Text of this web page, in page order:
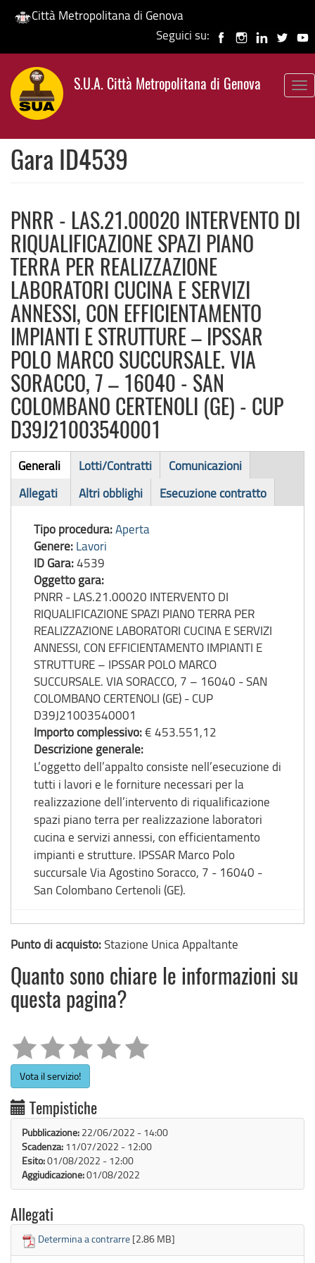
Salta
contenuto
principale
Città Metropolitana di Genova
Seguici su:
S.U.A. Città Metropolitana di Genova
Gara ID4539
PNRR - LAS.21.00020 INTERVENTO DI
RIQUALIFICAZIONE SPAZI PIANO
TERRA PER REALIZZAZIONE
LABORATORI CUCINA E SERVIZI
ANNESSI, CON EFFICIENTAMENTO
IMPIANTI E STRUTTURE – IPSSAR
POLO MARCO SUCCURSALE. VIA
SORACCO, 7 – 16040 - SAN
COLOMBANO CERTENOLI (GE) - CUP
D39J21003540001
Bando
di
Generali
attiva)
Lotti/Contratti
Comunicazioni
Allegati
Altri obblighi Esecuzione contratto
Tipo procedura:Aperta
Genere: Lavori
ID Gara:4539
Oggetto gara:
PNRR - LAS.21.00020 INTERVENTO DI
RIQUALIFICAZIONE SPAZI PIANO TERRA PER
REALIZZAZIONE LABORATORI CUCINA E SERVIZI
ANNESSI, CON EFFICIENTAMENTO IMPIANTI E
STRUTTURE – IPSSAR POLO MARCO
SUCCURSALE. VIA SORACCO, 7 – 16040 - SAN
COLOMBANO CERTENOLI (GE) - CUP
D39J21003540001
Importo complessivo:€ 453.551,12
Descrizione generale:
L’oggetto dell’appalto consiste nell’esecuzione di
tutti i lavori e le forniture necessari per la
realizzazione dell’intervento di riqualificazione
spazi piano terra per realizzazione laboratori
cucina e servizi annessi, con efficientamento
impianti e strutture. IPSSAR Marco Polo
succursale Via Agostino Soracco, 7 - 16040 -
San Colombano Certenoli (GE).
Punto di acquisto:Stazione Unica Appaltante
Quanto sono chiare le informazioni su
questa pagina?
Vota il servizio!
Tempistiche
Pubblicazione: 22/06/2022 - 14:00
Scadenza: 11/07/2022 - 12:00
Esito:01/08/2022 - 12:00
Aggiudicazione:01/08/2022
Allegati
Determina a contrarre [2.86 MB]